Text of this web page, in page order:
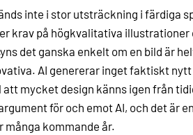
inte i stor utsträckning i färdiga
krav på högkvalitativa illustrationer
det ganska enkelt om en bild är
AI genererar inget faktiskt
mycket design känns igen från
för och emot AI, och det är
kommande år.